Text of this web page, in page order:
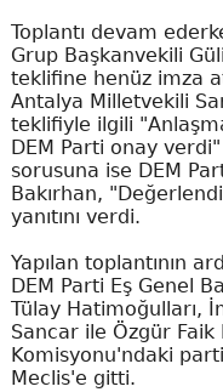
Toplantı devam
Grup Başkanvekili
teklifine henüz imza
Antalya Milletvekili
teklifiyle ilgili
DEM Parti onay
sorusuna ise DEM
Bakırhan,
yanıtını verdi.
Yapılan toplantının
DEM Parti Eş Genel
Tülay Hatimoğulları,
Sancar ile Özgür
Komisyonu'ndaki
Meclis'e gitti.